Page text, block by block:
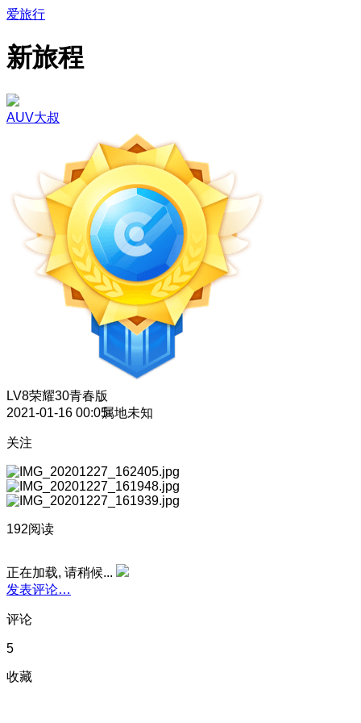
爱旅行
新旅程
AUV大叔
LV8荣耀30青春版
2021-01-16 00:05属地未知
关注
192阅读
正在加载, 请稍候...
发表评论…
评论
5
收藏